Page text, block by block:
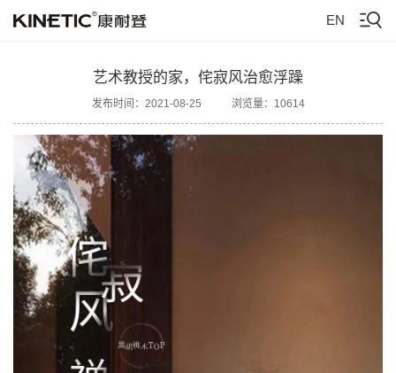
EN
艺术教授的家，侘寂风治愈浮躁
发布时间：2021-08-25 浏览量：10614